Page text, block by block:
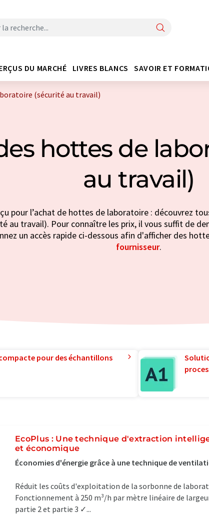
DU MARCHÉ LIVRES BLANCS SAVOIR ET
(sécurité au travail)
hottes de
au travail)
pour l’achat de hottes de laboratoire : découvrez
au travail). Pour connaître les prix, il vous suffit de
un accès rapide ci-dessous afin d'afficher des
fournisseur.
pour des échantillons
EcoPlus : Une technique d'extraction
et économique
Économies d'énergie grâce à une technique de
Réduit les coûts d'exploitation de la sorbonne de
Fonctionnement à 250 m³/h par mètre linéaire de
partie 2 et partie 3 ✓...